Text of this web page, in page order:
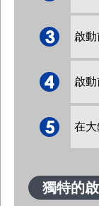
啟
啟
在大
獨特的